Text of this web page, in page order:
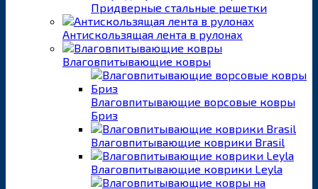
Придверные стальные решетки
Антискользящая лента в рулонах
Влаговпитывающие ковры
Влаговпитывающие ворсовые ковры
Бриз
Влаговпитывающие коврики Brasil
Влаговпитывающие коврики Leyla